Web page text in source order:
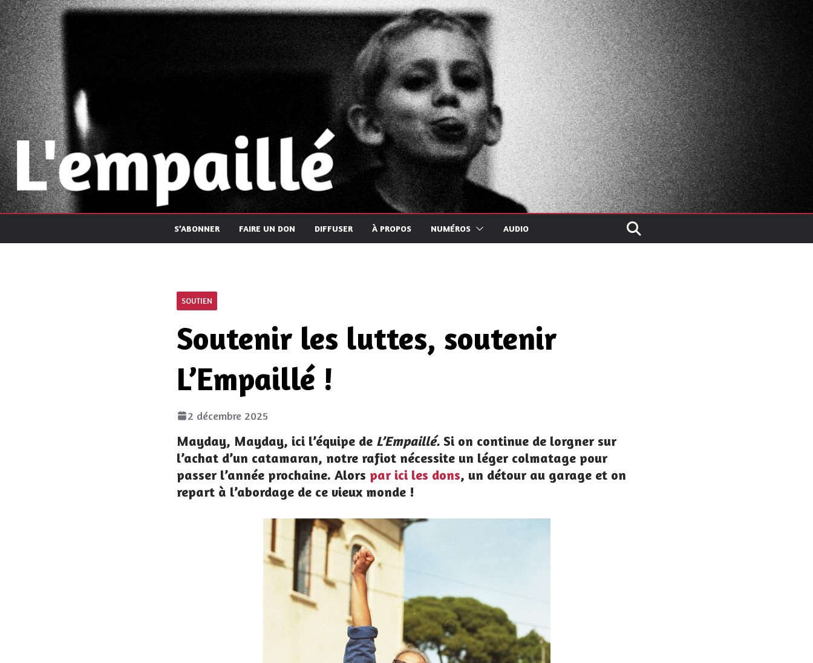
Passer
au
contenu
S’ABONNER FAIRE UN DON DIFFUSER À PROPOS NUMÉROS AUDIO
SOUTIEN
Soutenir les luttes, soutenir
L’Empaillé !
2 décembre 2025
Mayday, Mayday, ici l’équipe de L’Empaillé. Si on continue de lorgner sur
l’achat d’un catamaran, notre rafiot nécessite un léger colmatage pour
passer l’année prochaine. Alors par ici les dons, un détour au garage et on
repart à l’abordage de ce vieux monde !